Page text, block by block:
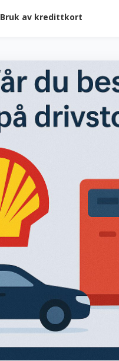
Bruk av kredittkort